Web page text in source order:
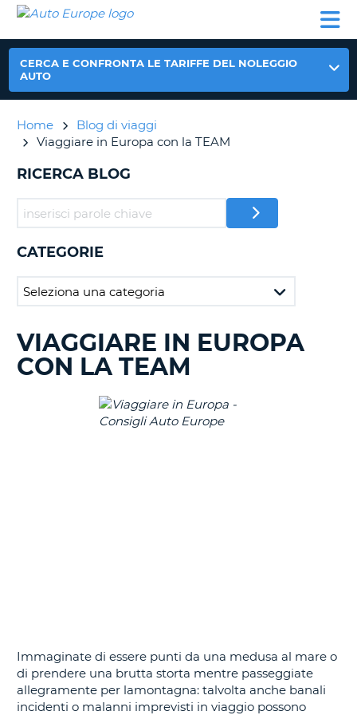
NOLEGGIO
NOLEGGIO
AUTO
EUROPE
NOLEGGIO
CAMPER
PARTNER
AIUTO
MIO
GESTISCI
ITALIA
CERCA E CONFRONTA LE TARIFFE DEL NOLEGGIO
AUTO
Home
Blog di viaggi
Viaggiare in Europa con la TEAM
RICERCA BLOG
CATEGORIE
RICERCA
BLOG
IN
CORSO......
VIAGGIARE IN EUROPA
CON LA TEAM
Immaginate di essere punti da una medusa al mare o
di prendere una brutta storta mentre passeggiate
allegramente per lamontagna: talvolta anche banali
incidenti o malanni imprevisti in viaggio possono